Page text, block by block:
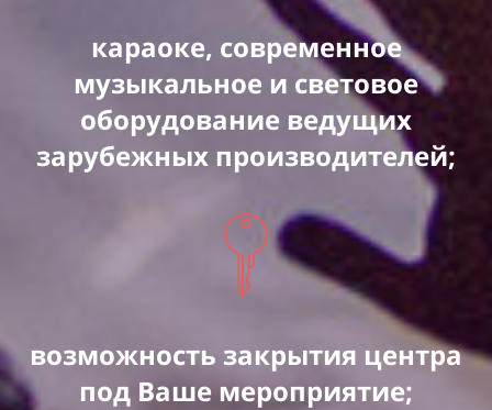
караоке, современное
музыкальное и световое
оборудование ведущих
зарубежных производителей;
возможность закрытия центра
под Ваше мероприятие;